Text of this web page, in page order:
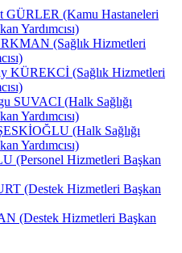
GÜRLER (Kamu Hastaneleri
Yardımcısı)
(Sağlık Hizmetleri
KÜREKCİ (Sağlık Hizmetleri
SUVACI (Halk Sağlığı
Yardımcısı)
(Halk Sağlığı
Yardımcısı)
(Personel Hizmetleri Başkan
(Destek Hizmetleri Başkan
(Destek Hizmetleri Başkan